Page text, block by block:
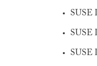
SUSE
SUSE
SUSE